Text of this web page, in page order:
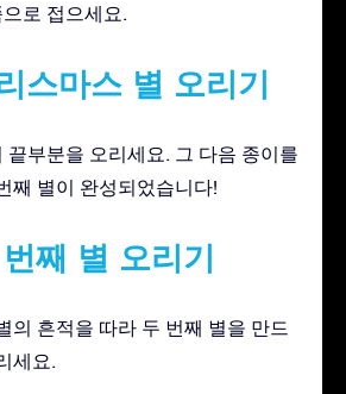
로 접으세요.
스마스 별 오리기
끝부분을 오리세요. 그 다음 종이를
째 별이 완성되었습니다!
째 별 오리기
의 흔적을 따라 두 번째 별을 만드
세요.